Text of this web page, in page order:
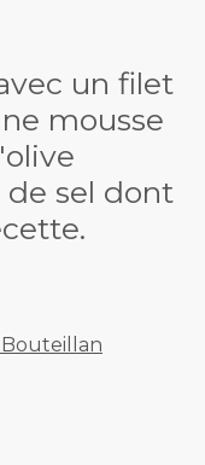
un filet
mousse
de sel dont
Bouteillan